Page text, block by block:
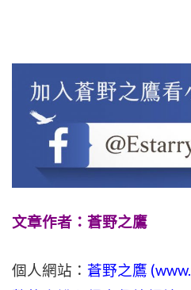
文章作者：蒼野之鷹
個人網站： 蒼野之鷹 (www.